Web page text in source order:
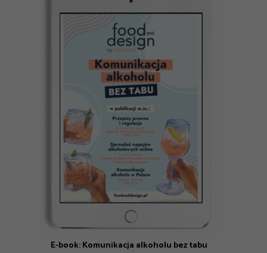
E-book: Komunikacja alkoholu bez tabu